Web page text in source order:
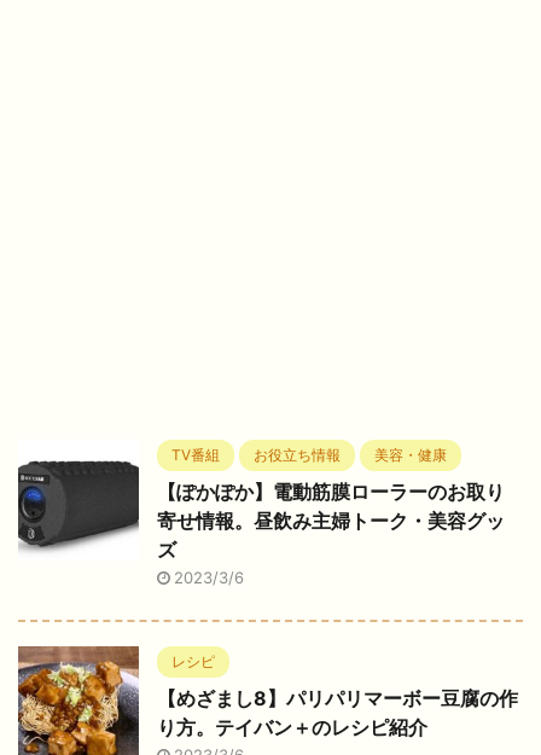
TV番組 お役立ち情報 美容・健康
【ぽかぽか】電動筋膜ローラーのお取り
寄せ情報。昼飲み主婦トーク・美容グッ
ズ
2023/3/6
レシピ
【めざまし8】パリパリマーボー豆腐の作
り方。テイバン＋のレシピ紹介